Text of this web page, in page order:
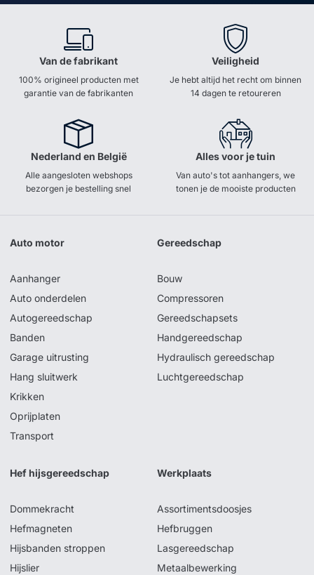
Van de fabrikant
100% origineel producten met
garantie van de fabrikanten
Veiligheid
Je hebt altijd het recht om binnen
14 dagen te retoureren
Nederland en België
Alle aangesloten webshops
bezorgen je bestelling snel
Alles voor je tuin
Van auto's tot aanhangers, we
tonen je de mooiste producten
Auto motor
Aanhanger
Auto onderdelen
Autogereedschap
Banden
Garage uitrusting
Hang sluitwerk
Krikken
Oprijplaten
Transport
Gereedschap
Bouw
Compressoren
Gereedschapsets
Handgereedschap
Hydraulisch gereedschap
Luchtgereedschap
Hef hijsgereedschap
Dommekracht
Hefmagneten
Hijsbanden stroppen
Hijslier
Werkplaats
Assortimentsdoosjes
Hefbruggen
Lasgereedschap
Metaalbewerking